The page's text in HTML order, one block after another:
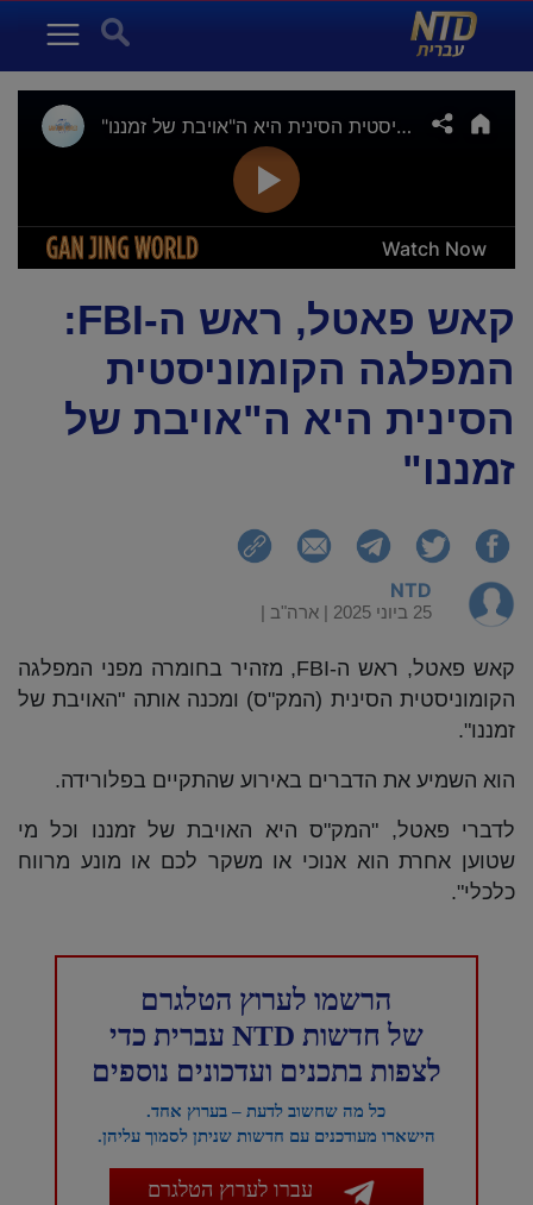
Menu
Search for: NTD עברית
קאש פאטל, ראש ה-FBI:
המפלגה הקומוניסטית
הסינית היא ה"אויבת של
זמננו"
NTD
25 ביוני 2025 | | ארה"ב
קאש פאטל, ראש ה-FBI, מזהיר בחומרה מפני המפלגה
הקומוניסטית הסינית (המק"ס) ומכנה אותה "האויבת של
זמננו".
הוא השמיע את הדברים באירוע שהתקיים בפלורידה.
לדברי פאטל, "המק"ס היא האויבת של זמננו וכל מי
שטוען אחרת הוא אנוכי או משקר לכם או מונע מרווח
כלכלי".
הרשמו לערוץ הטלגרם
של חדשות NTD עברית כדי
לצפות בתכנים ועדכונים נוספים
כל מה שחשוב לדעת – בערוץ אחד.
הישארו מעודכנים עם חדשות שניתן לסמוך עליהן.
עברו לערוץ הטלגרם